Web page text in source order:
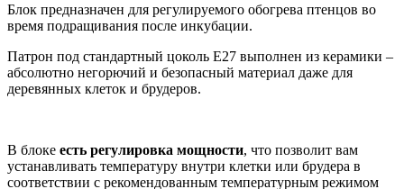
Блок предназначен для регулируемого обогрева птенцов во
время подращивания после инкубации.
Патрон под стандартный цоколь Е27 выполнен из керамики –
абсолютно негорючий и безопасный материал даже для
деревянных клеток и брудеров.
В блоке есть регулировка мощности, что позволит вам
устанавливать температуру внутри клетки или брудера в
соответствии с рекомендованным температурным режимом